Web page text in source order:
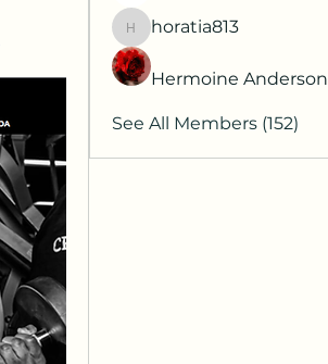
horatia813
horatia813
Hermoine Anderson
See All Members (152)